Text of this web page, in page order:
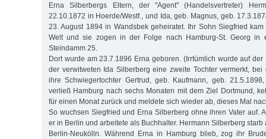
Erna Silberbergs Eltern, der "Agent" (Handelsvertreter)
22.10.1872 in Hoerde/Westf., und Ida, geb. Magnus, geb.
23. August 1894 in Wandsbek geheiratet. Ihr Sohn Siegfried
Welt und sie zogen in der Folge nach Hamburg-St. Georg in
Steindamm 25.
Dort wurde am 23.7.1896 Erna geboren. (Irrtümlich wurde auf der
der verwitweten Ida Silberberg eine zweite Tochter vermerkt,
ihre Schwiegertochter Gertrud, geb. Kaufmann, geb.
verließ Hamburg nach sechs Monaten mit dem Ziel Dortmund,
für einen Monat zurück und meldete sich wieder ab, dieses Mal
So wuchsen Siegfried und Erna Silberberg ohne ihren Vater auf.
er in Berlin und arbeitete als Buchhalter. Hermann Silberberg starb
Berlin-Neukölln. Während Erna in Hamburg blieb, zog ihr